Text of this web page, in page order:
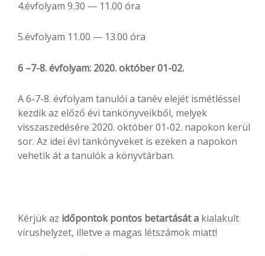
4.évfolyam 9.30 — 11.00 óra
5.évfolyam 11.00 — 13.00 óra
6 –7-8.évfolyam: 2020.október01-02.
A 6-7-8. évfolyam tanulói a tanév elejét ismétléssel
kezdik az előző évi tankönyveikből, melyek
visszaszedésére 2020. október 01-02. napokon kerül
sor. Az idei évi tankönyveket is ezeken a napokon
vehetik át a tanulók a könyvtárban.
Kérjük az időpontokpontos betartásáta kialakult
vírushelyzet, illetve a magas létszámok miatt!